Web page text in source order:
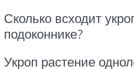
Сколько всходит
подоконнике?
Укроп растение